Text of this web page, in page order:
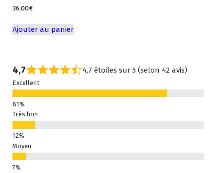
36,00€
Ajouter au panier
4,7 4,7 étoiles sur 5 (selon 42 avis)
Excellent
Très bon
Moyen